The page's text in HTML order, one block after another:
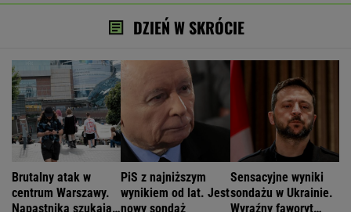
DZIEŃ W SKRÓCIE
Brutalny atak w
centrum Warszawy.
Napastnika szukają
PiS z najniższym
wynikiem od lat. Jest
nowy sondaż
Sensacyjne wyniki
sondażu w Ukrainie.
Wyraźny faworyt